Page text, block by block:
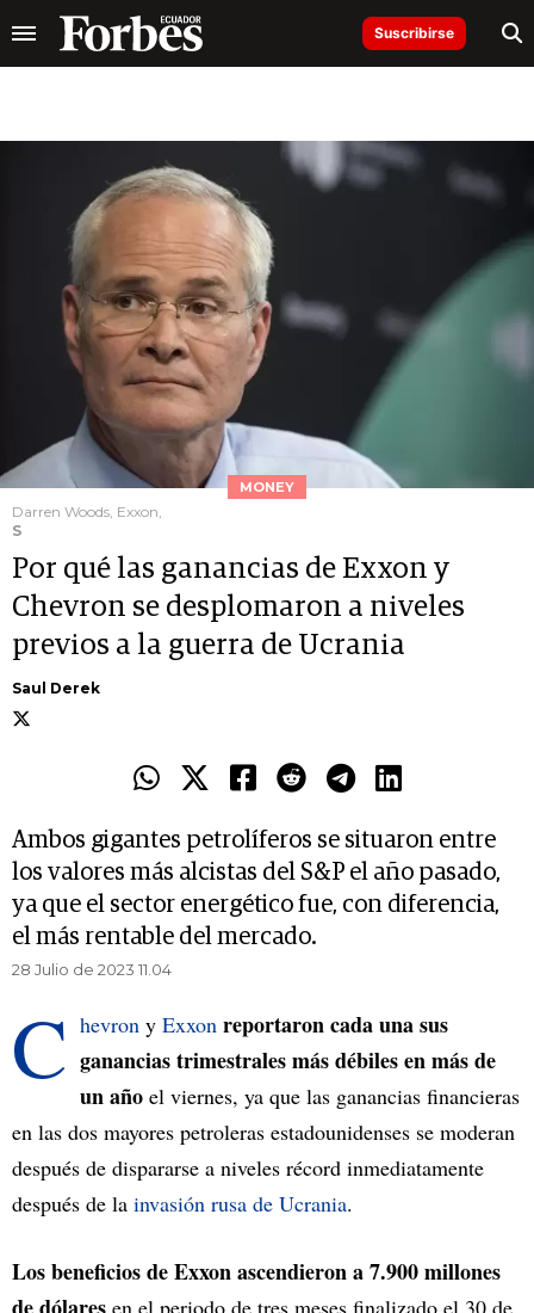
Suscribirse
MONEY
Darren Woods, Exxon,
S
Por qué las ganancias de Exxon y
Chevron se desplomaron a niveles
previos a la guerra de Ucrania
Saul Derek
Ambos gigantes petrolíferos se situaron entre
los valores más alcistas del S&P el año pasado,
ya que el sector energético fue, con diferencia,
el más rentable del mercado.
28 Julio de 2023 11.04
C hevron y Exxon reportaron cada una sus
ganancias trimestrales más débiles en más de
un año el viernes, ya que las ganancias financieras
en las dos mayores petroleras estadounidenses se moderan
después de dispararse a niveles récord inmediatamente
después de la invasión rusa de Ucrania.
Los beneficios de Exxon ascendieron a 7.900 millones
en el periodo de tres meses finalizado el 30 de